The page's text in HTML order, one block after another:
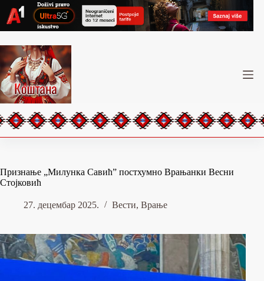
content
Признање „Милунка Савић” постхумно Врањанки Весни
Стојковић
27. децембар 2025. Вести, Врање